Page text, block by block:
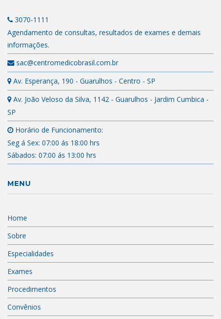
3070-1111
Agendamento de consultas, resultados de exames e demais
informações.
sac@centromedicobrasil.com.br
Av. Esperança, 190 - Guarulhos - Centro - SP
Av. João Veloso da Silva, 1142 - Guarulhos - Jardim Cumbica -
SP
Horário de Funcionamento:
Seg á Sex: 07:00 ás 18:00 hrs
Sábados: 07:00 ás 13:00 hrs
MENU
Home
Sobre
Especialidades
Exames
Procedimentos
Convênios